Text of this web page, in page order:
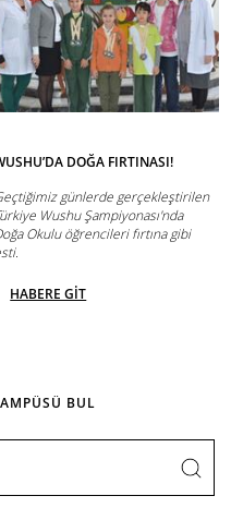
DOĞA FIRTINASI!
günlerde gerçekleştirilen
Wushu Şampiyonası'nda
Okulu öğrencileri fırtına gibi
HABERE GİT
BUL